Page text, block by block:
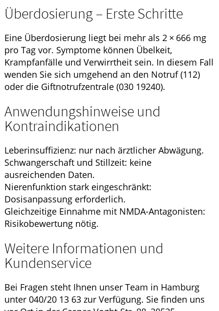
Überdosierung – Erste Schritte
Eine Überdosierung liegt bei mehr als 2 × 666 mg
pro Tag vor. Symptome können Übelkeit,
Krampfanfälle und Verwirrtheit sein. In diesem Fall
wenden Sie sich umgehend an den Notruf (112)
oder die Giftnotrufzentrale (030 19240).
Anwendungshinweise und
Kontraindikationen
Leberinsuffizienz: nur nach ärztlicher Abwägung.
Schwangerschaft und Stillzeit: keine
ausreichenden Daten.
Nierenfunktion stark eingeschränkt:
Dosisanpassung erforderlich.
Gleichzeitige Einnahme mit NMDA-Antagonisten:
Risikobewertung nötig.
Weitere Informationen und
Kundenservice
Bei Fragen steht Ihnen unser Team in Hamburg
unter 040/20 13 63 zur Verfügung. Sie finden uns